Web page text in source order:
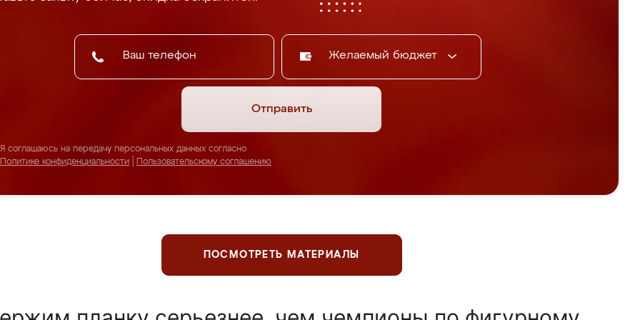
Желаемый бюджет
Отправить
Я соглашаюсь на передачу персональных данных согласно
Политике конфиденциальности
Пользовательскому соглашению
ПОСМОТРЕТЬ МАТЕРИАЛЫ